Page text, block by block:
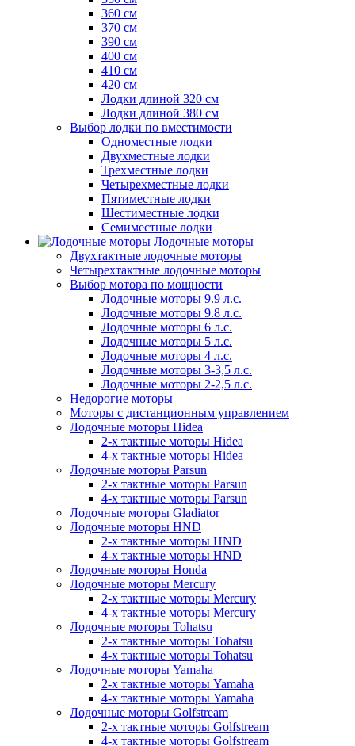
360 см
370 см
390 см
400 см
410 см
420 см
Лодки длиной 320 см
Лодки длиной 380 см
Выбор лодки по вместимости
Одноместные лодки
Двухместные лодки
Трехместные лодки
Четырехместные лодки
Пятиместные лодки
Шестиместные лодки
Семиместные лодки
Лодочные моторы
Двухтактные лодочные моторы
Четырехтактные лодочные моторы
Выбор мотора по мощности
Лодочные моторы 9.9 л.с.
Лодочные моторы 9.8 л.с.
Лодочные моторы 6 л.с.
Лодочные моторы 5 л.с.
Лодочные моторы 4 л.с.
Лодочные моторы 3-3,5 л.с.
Лодочные моторы 2-2,5 л.с.
Недорогие моторы
Моторы с дистанционным управлением
Лодочные моторы Hidea
2-х тактные моторы Hidea
4-х тактные моторы Hidea
Лодочные моторы Parsun
2-х тактные моторы Parsun
4-х тактные моторы Parsun
Лодочные моторы Gladiator
Лодочные моторы HND
2-х тактные моторы HND
4-х тактные моторы HND
Лодочные моторы Honda
Лодочные моторы Mercury
2-х тактные моторы Mercury
4-х тактные моторы Mercury
Лодочные моторы Tohatsu
2-х тактные моторы Tohatsu
4-х тактные моторы Tohatsu
Лодочные моторы Yamaha
2-х тактные моторы Yamaha
4-х тактные моторы Yamaha
Лодочные моторы Golfstream
2-х тактные моторы Golfstream
4-х тактные моторы Golfstream